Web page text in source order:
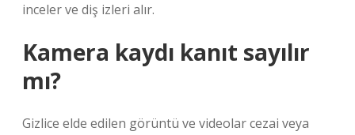
inceler ve diş izleri alır.
Kamera kaydı kanıt sayılır
mı?
Gizlice elde edilen görüntü ve videolar cezai veya